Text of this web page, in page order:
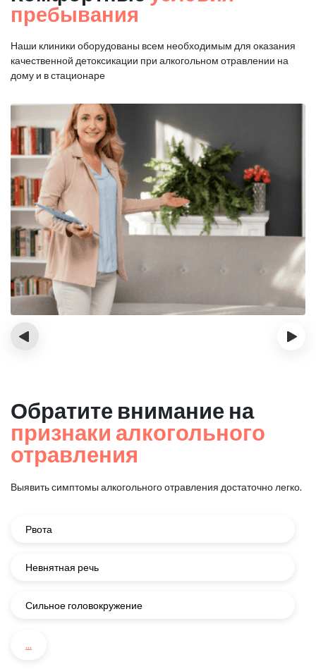
пребывания
Наши клиники оборудованы всем необходимым для оказания
качественной детоксикации при алкогольном отравлении на
дому и в стационаре
‹ ›
Обратите внимание на
признаки алкогольного
отравления
Выявить симптомы алкогольного отравления достаточно легко.
Рвота
Невнятная речь
Сильное головокружение
...